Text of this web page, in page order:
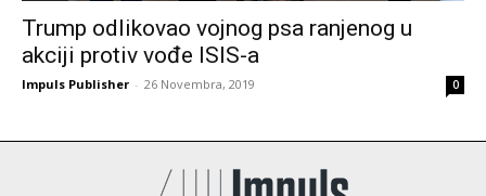
Trump odlikovao vojnog psa ranjenog u
akciji protiv vođe ISIS-a
Impuls Publisher - 26 Novembra, 2019 0